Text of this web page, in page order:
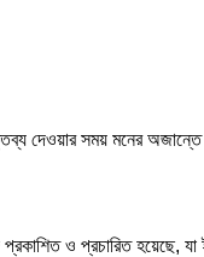
সময় মনের অজান্তে
ও প্রচারিত হয়েছে,